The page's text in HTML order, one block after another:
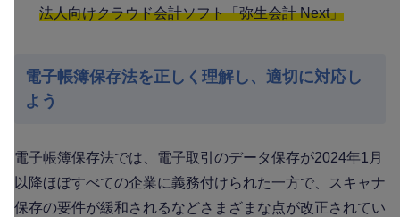
法人向けクラウド会計ソフト「弥生会計 Next」
電子帳簿保存法を正しく理解し、適切に対応し
よう
電子帳簿保存法では、電子取引のデータ保存が2024年1月
以降ほぼすべての企業に義務付けられた一方で、スキャナ
保存の要件が緩和されるなどさまざまな点が改正されてい